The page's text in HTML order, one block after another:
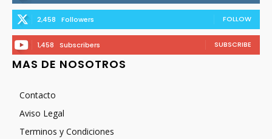
2,458 Followers FOLLOW
1,458 Subscribers SUBSCRIBE
MAS DE NOSOTROS
Contacto
Aviso Legal
Terminos y Condiciones